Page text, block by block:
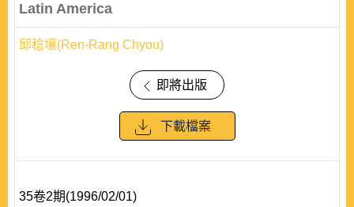
Latin America
邱稔壤(Ren-Rang Chyou)
即將出版
下載檔案
35卷2期(1996/02/01)